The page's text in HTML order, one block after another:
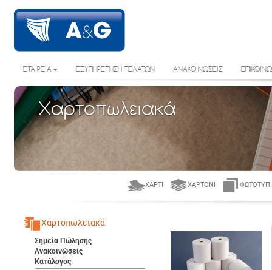
ΕΤΑΙΡΕΙΑ ΕΞΥΠΗΡΕΤΗΣΗ ΠΕΛΑΤΩΝ ΑΝΑΚΟΙΝΩΣΕΙΣ
Χαρτοπωλειακά
ΧΑΡΤΊ ΧΑΡΤΌΝΙ
Χαρτοπωλειακά
Σημεία Πώλησης
Ανακοινώσεις
Κατάλογος